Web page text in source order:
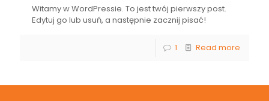
Witamy w WordPressie. To jest twój pierwszy post.
Edytuj go lub usuń, a następnie zacznij pisać!
1 Read more